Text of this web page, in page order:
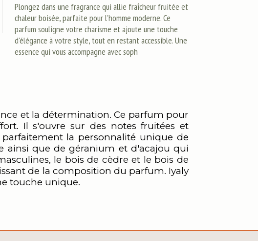
Plongez dans une fragrance qui allie fraîcheur fruitée et
chaleur boisée, parfaite pour l'homme moderne. Ce
parfum souligne votre charisme et ajoute une touche
d'élégance à votre style, tout en restant accessible. Une
essence qui vous accompagne avec soph
et la détermination. Ce parfum pour
Il s'ouvre sur des notes fruitées et
la personnalité unique de
ainsi que de géranium et d'acajou qui
le bois de cèdre et le bois de
de la composition du parfum. Iyaly
touche unique.